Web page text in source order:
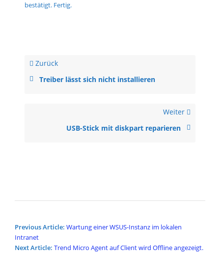
bestätigt. Fertig.
Zurück
Treiber lässt sich nicht installieren
Weiter
USB-Stick mit diskpart reparieren
Post
navigation
Previous Article: Wartung einer WSUS-Instanz im lokalen
Intranet
Next Article: Trend Micro Agent auf Client wird Offline angezeigt.